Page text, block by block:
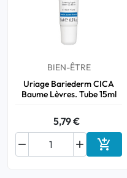
BIEN-ÊTRE
Uriage Bariederm CICA
Baume Lèvres. Tube 15ml
5,79 €

 